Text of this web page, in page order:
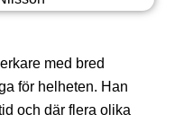
med bred
för helheten. Han
och där flera olika